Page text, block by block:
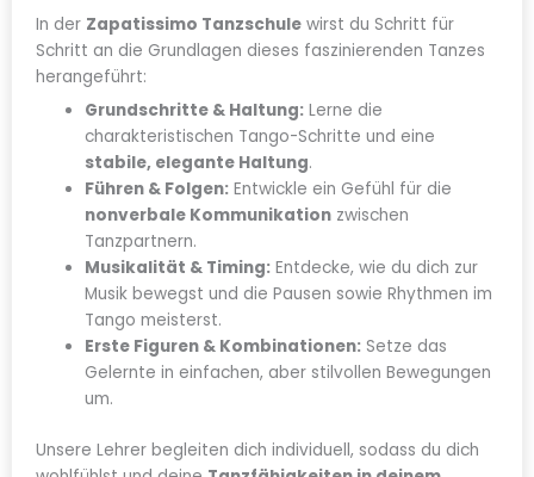
In der Zapatissimo Tanzschule wirst du Schritt für
Schritt an die Grundlagen dieses faszinierenden Tanzes
herangeführt:
Grundschritte & Haltung: Lerne die
charakteristischen Tango-Schritte und eine
stabile, elegante Haltung.
Führen & Folgen: Entwickle ein Gefühl für die
nonverbale Kommunikation zwischen
Tanzpartnern.
Musikalität & Timing: Entdecke, wie du dich zur
Musik bewegst und die Pausen sowie Rhythmen im
Tango meisterst.
Erste Figuren & Kombinationen: Setze das
Gelernte in einfachen, aber stilvollen Bewegungen
um.
Unsere Lehrer begleiten dich individuell, sodass du dich